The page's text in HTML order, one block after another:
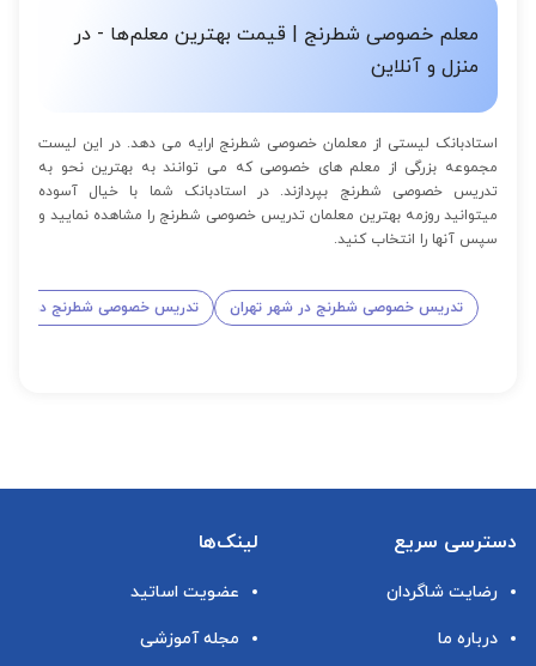
معلم خصوصی شطرنج | قیمت بهترین معلم‌ها - در
منزل و آنلاین
استادبانک لیستی از معلمان خصوصی شطرنج ارایه می دهد. در این لیست
مجموعه بزرگی از معلم های خصوصی که می توانند به بهترین نحو به
تدریس خصوصی شطرنج بپردازند. در استادبانک شما با خیال آسوده
میتوانید روزمه بهترین معلمان تدریس خصوصی شطرنج را مشاهده نمایید و
سپس آنها را انتخاب کنید.
تدریس خصوصی شطرنج در شهر تهران تدریس خصوصی شطرنج در شهر
دسترسی سریع
رضایت شاگردان
درباره ما
لینک‌ها
عضویت اساتید
مجله آموزشی